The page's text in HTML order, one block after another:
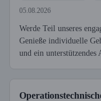
05.08.2026
Werde Teil unseres
Genieße individuelle
und ein unterstützendes